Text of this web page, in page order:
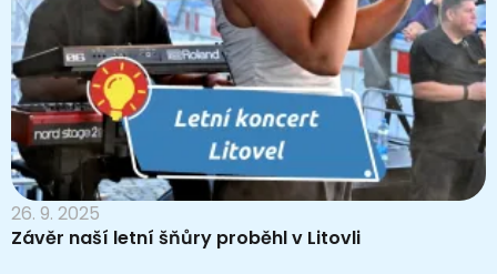
26. 9. 2025
Závěr naší letní šňůry proběhl v Litovli